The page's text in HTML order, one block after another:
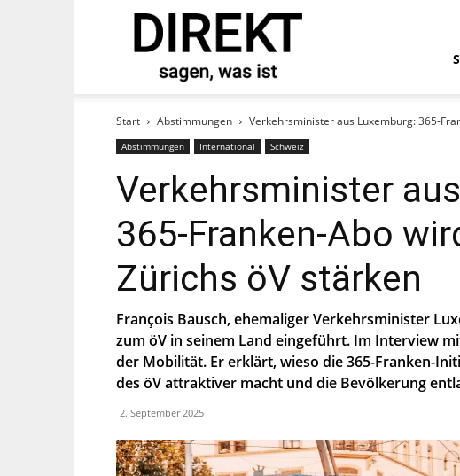
Start Abstimmungen Verkehrsminister aus Luxemburg: 365-
Abstimmungen International Schweiz
Verkehrsminister
365-Franken-Abo
Zürichs öV stärken
François Bausch, ehemaliger Verkehrsminister
zum öV in seinem Land eingeführt. Im Interview
der Mobilität. Er erklärt, wieso die 365-Franken-
des öV attraktiver macht und die Bevölkerung
2. September 2025
und abonnieren Sie
stimmst Du zu, dass die SP Dich auf